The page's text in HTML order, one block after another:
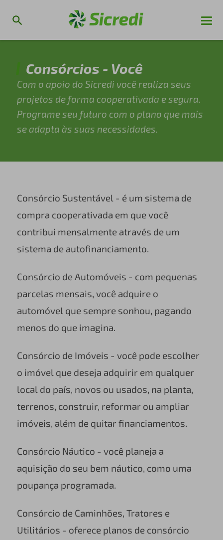
Consórcios - Você
Com o apoio do Sicredi você realiza seus
projetos de forma cooperativada e segura.
Programe seu futuro com o plano que mais
se adapta às suas necessidades.
Consórcio Sustentável - é um sistema de
compra cooperativada em que você
contribui mensalmente através de um
sistema de autofinanciamento.
Consórcio de Automóveis - com pequenas
parcelas mensais, você adquire o
automóvel que sempre sonhou, pagando
menos do que imagina.
Consórcio de Imóveis - você pode escolher
o imóvel que deseja adquirir em qualquer
local do país, novos ou usados, na planta,
terrenos, construir, reformar ou ampliar
imóveis, além de quitar financiamentos.
Consórcio Náutico - você planeja a
aquisição do seu bem náutico, como uma
poupança programada.
Consórcio de Caminhões, Tratores e
Utilitários - oferece planos de consórcio